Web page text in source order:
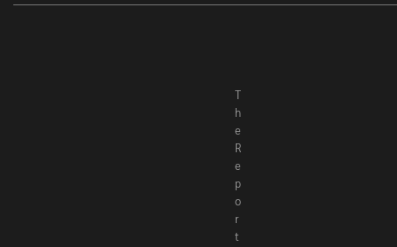
T
h
e
R
e
p
o